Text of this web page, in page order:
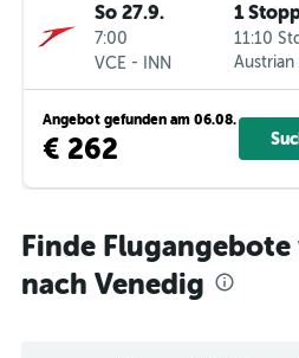
So 27.9.
7:00
VCE - INN
1
11:10
Austrian
Angebot gefunden am 06.08.
€ 262
Finde
nach Venedig